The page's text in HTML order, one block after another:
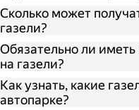
Сколько может
газели?
Обязательно ли
на газели?
Как узнать, какие
автопарке?